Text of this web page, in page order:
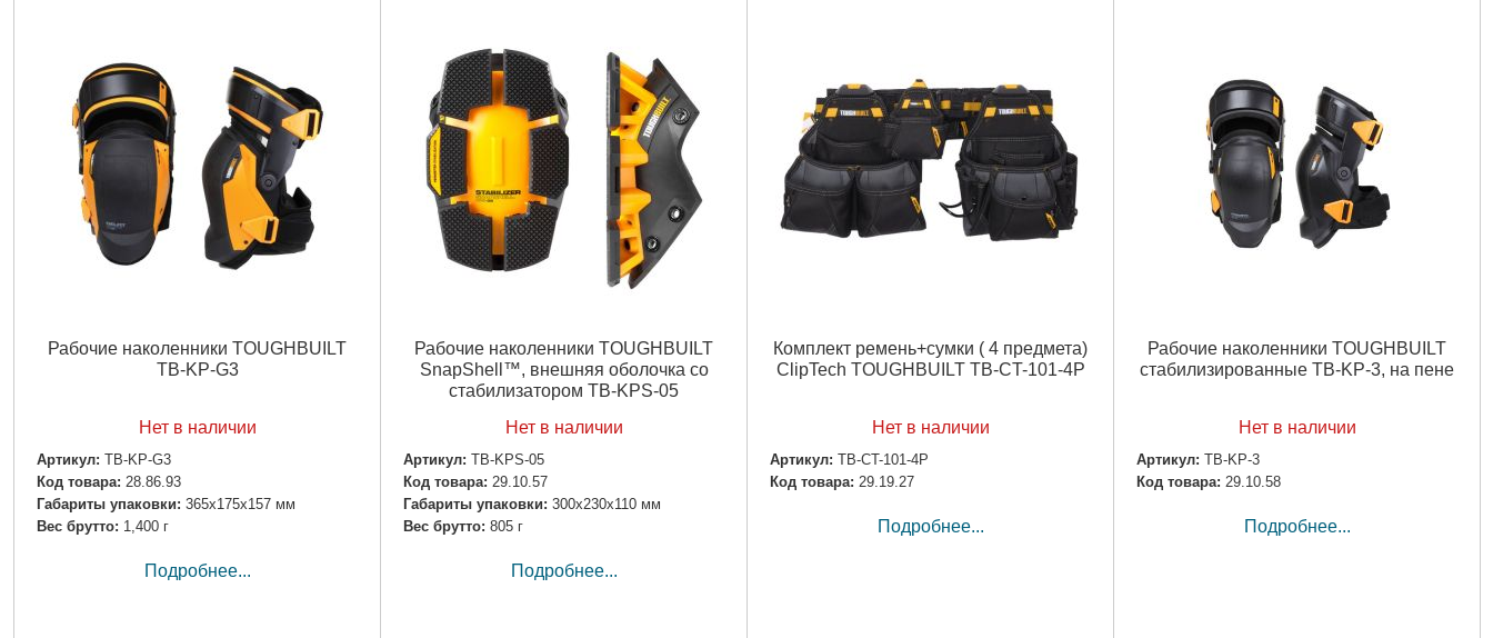
Рабочие наколенники TOUGHBUILT
TB-KP-G3
Нет в наличии
Артикул: TB-KP-G3
Код товара: 28.86.93
Габариты упаковки: 365x175x157 мм
Вес брутто: 1,400 г
Подробнее...
Рабочие наколенники TOUGHBUILT
SnapShell™, внешняя оболочка со
стабилизатором TB-KPS-05
Нет в наличии
Артикул: TB-KPS-05
Код товара: 29.10.57
Габариты упаковки: 300x230x110 мм
Вес брутто: 805 г
Подробнее...
Комплект ремень+сумки ( 4 предмета)
ClipTech TOUGHBUILT TB-CT-101-4P
Нет в наличии
Артикул: TB-CT-101-4P
Код товара: 29.19.27
Подробнее...
Рабочие наколенники TOUGHBUILT
стабилизированные TB-KP-3, на пене
Нет в наличии
Артикул: TB-KP-3
Код товара: 29.10.58
Подробнее...